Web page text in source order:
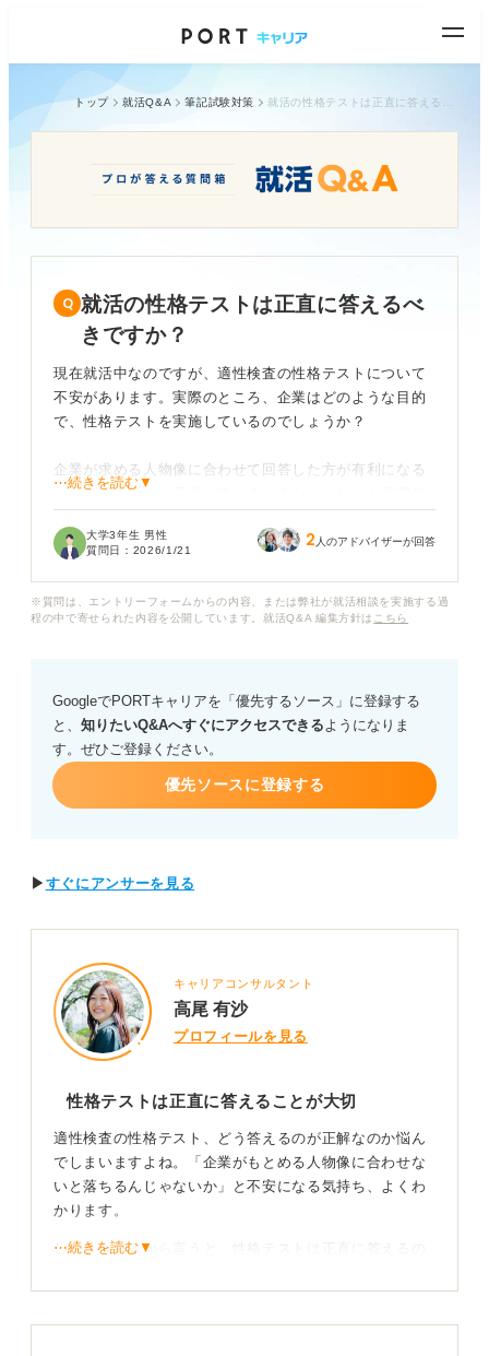
トップ 就活Q&A 筆記試験対策
就活の性格テストは正直に答えるべ
きですか？
現在就活中なのですが、適性検査の性格テストについて
不安があります。実際のところ、企業はどのような目的
で、性格テストを実施しているのでしょうか？
企業が求める人物像に合わせて回答した方が有利になる
という話を聞き、正直に答えるべきか、それとも意図的
さい。
⋯続きを読む▼
大学3年生 男性
質問日： 2026/1/21 2 人のアドバイザーが回答
※質問は、エントリーフォームからの内容、または弊社が就活相談を実施する過
程の中で寄せられた内容を公開しています。就活Q&A 編集方針は こちら
GoogleでPORTキャリアを「優先するソース」に登録する
と、 知りたいQ&Aへすぐにアクセスできるようになりま
す。ぜひご登録ください。
優先ソースに登録する
▶ すぐにアンサーを見る
キャリアコンサルタント
高尾 有沙
プロフィールを見る
性格テストは正直に答えることが大切
適性検査の性格テスト、どう答えるのが正解なのか悩ん
でしまいますよね。「企業がもとめる人物像に合わせな
いと落ちるんじゃないか」と不安になる気持ち、よくわ
かります。
しかし、結論から言うと、性格テストは正直に答えるの
⋯続きを読む▼